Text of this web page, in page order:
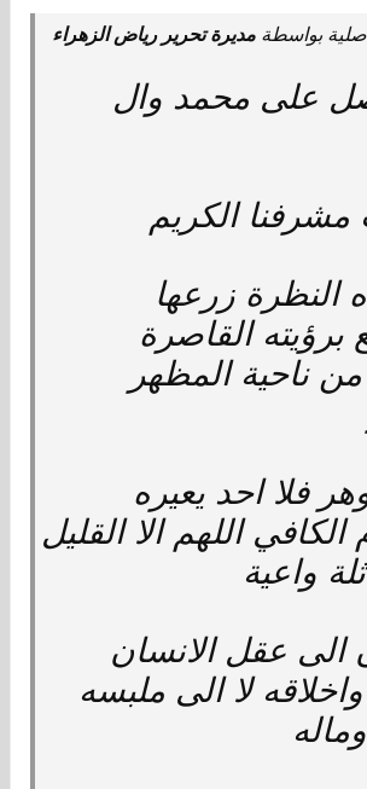
بواسطة مديرة تحرير رياض الزهراء
على محمد وال
الكريم
النظرة زرعها
برؤيته القاصرة
من ناحية المظهر
فلا احد يعيره
الكافي اللهم الا القليل
واعية
الى عقل الانسان
لا الى ملبسه